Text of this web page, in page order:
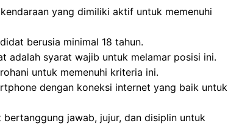
yang dimiliki aktif untuk memenuhi
berusia minimal 18 tahun.
adalah syarat wajib untuk melamar posisi ini.
untuk memenuhi kriteria ini.
dengan koneksi internet yang baik untuk
jawab, jujur, dan disiplin untuk